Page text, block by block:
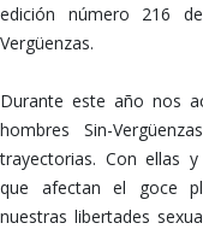
edición número 216
Vergüenzas.
Durante este año nos
hombres Sin-
trayectorias. Con ellas
que afectan el goce
nuestras libertades